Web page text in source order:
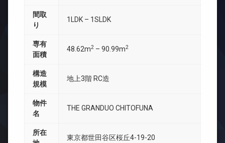
間取
り
1LDK – 1SLDK
専有
面積
48.62m2 – 90.99m2
構造
規模
地上3階 RC造
物件
名
THE GRANDUO CHITOFUNA
所在
東京都世田谷区桜丘4-19-20